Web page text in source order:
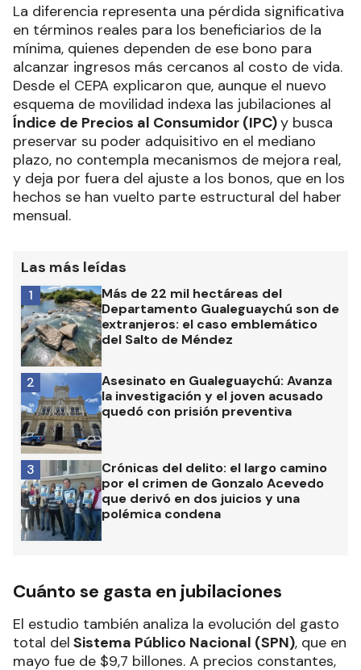
La diferencia representa una pérdida significativa
en términos reales para los beneficiarios de la
mínima, quienes dependen de ese bono para
alcanzar ingresos más cercanos al costo de vida.
Desde el CEPA explicaron que, aunque el nuevo
esquema de movilidad indexa las jubilaciones al
Índice de Precios al Consumidor (IPC)y busca
preservar su poder adquisitivo en el mediano
plazo, no contempla mecanismos de mejora real,
y deja por fuera del ajuste a los bonos, que en los
hechos se han vuelto parte estructural del haber
mensual.
Las más leídas
Más de 22 mil hectáreas del
Departamento Gualeguaychú son de
extranjeros: el caso emblemático
del Salto de Méndez
1
Asesinato en Gualeguaychú: Avanza
la investigación y el joven acusado
quedó con prisión preventiva
2
Crónicas del delito: el largo camino
por el crimen de Gonzalo Acevedo
que derivó en dos juicios y una
polémica condena
3
Cuánto se gasta en jubilaciones
El estudio también analiza la evolución del gasto
total del Sistema Público Nacional (SPN), que en
mayo fue de $9,7 billones. A precios constantes,